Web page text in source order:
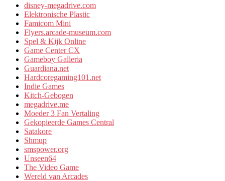
disney-megadrive.com
Elektronische Plastic
Famicom Mini
Flyers.arcade-museum.com
Spel & Kijk Online
Game Center CX
Gameboy Galleria
Guardiana.net
Hardcoregaming101.net
Indie Games
Kitch-Gebogen
megadrive.me
Moeder 3 Fan Vertaling
Gekopieerde Games Central
Satakore
Shmup
smspower.org
Unseen64
The Video Game
Wereld van Arcades